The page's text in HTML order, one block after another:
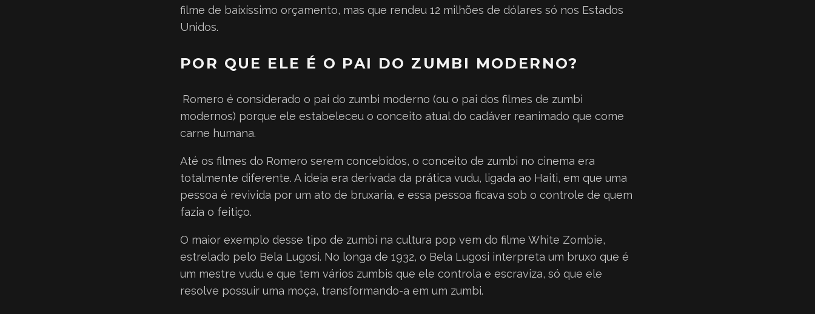
filme de baixíssimo orçamento, mas que rendeu 12 milhões de dólares só nos Estados
Unidos.
POR QUE ELE É O PAI DO ZUMBI MODERNO?
Romero é considerado o pai do zumbi moderno (ou o pai dos filmes de zumbi
modernos) porque ele estabeleceu o conceito atual do cadáver reanimado que come
carne humana.
Até os filmes do Romero serem concebidos, o conceito de zumbi no cinema era
totalmente diferente. A ideia era derivada da prática vudu, ligada ao Haiti, em que uma
pessoa é revivida por um ato de bruxaria, e essa pessoa ficava sob o controle de quem
fazia o feitiço.
O maior exemplo desse tipo de zumbi na cultura pop vem do filme White Zombie,
estrelado pelo Bela Lugosi. No longa de 1932, o Bela Lugosi interpreta um bruxo que é
um mestre vudu e que tem vários zumbis que ele controla e escraviza, só que ele
resolve possuir uma moça, transformando-a em um zumbi.